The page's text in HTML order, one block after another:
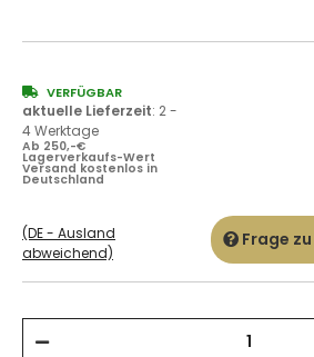
VERFÜGBAR
aktuelle Lieferzeit: 2 -
4 Werktage
Ab 250,-€
Lagerverkaufs-Wert
Versand kostenlos in
Deutschland
(DE - Ausland
abweichend)
Frage